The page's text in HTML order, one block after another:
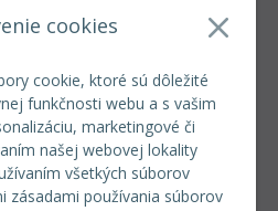
cookies
cookie, ktoré sú dôležité
funkčnosti webu a s vašim
marketingové či
našej webovej lokality
všetkých súborov
zásadami používania súborov
37 6586 731
O NÁKUPE
VEĽKOOBCHOD
od zmluvy
a platba